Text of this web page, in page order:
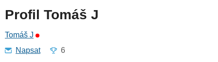
Profil Tomáš J
Tomáš J
Napsat
6